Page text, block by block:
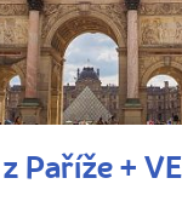
Paříže +